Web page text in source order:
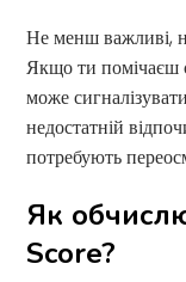
Не менш важливі,
Якщо ти помічаєш
може
недостатній
потребують
Як
Score?